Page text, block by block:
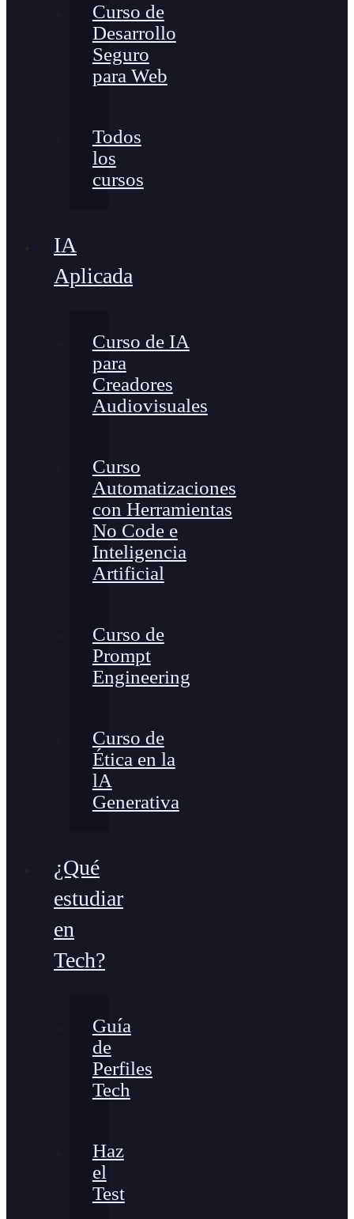
Curso de
Desarrollo
Seguro
para Web
Todos
los
cursos
IA
Aplicada
Curso de IA
para
Creadores
Audiovisuales
Curso
Automatizaciones
con Herramientas
No Code e
Inteligencia
Artificial
Curso de
Prompt
Engineering
Curso de
Ética en la
lA
Generativa
¿Qué
estudiar
en
Tech?
Guía
de
Perfiles
Tech
Haz
el
Test